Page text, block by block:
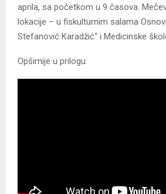
aprila, sa početkom u 9 časova.
lokacije – u fiskulturnim salama
Stefanović Karadžić“ i Medicinske
Opširnije u prilogu: